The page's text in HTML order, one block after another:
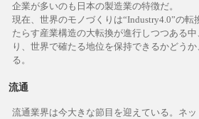
企業が多いのも日本の製造業の特徴だ。
現在、世界のモノづくりは“Industry4.0”の転
たらす産業構造の大転換が進行しつつある
り、世界で確たる地位を保持できるかどう
る。
流通
流通業界は今大きな節目を迎えている。ネ